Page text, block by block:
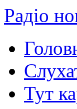
Радіо
Тут